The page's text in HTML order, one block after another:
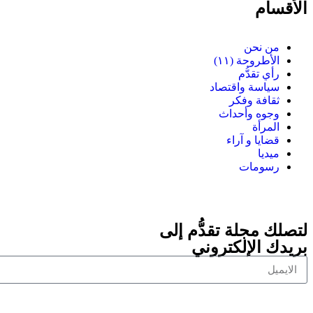
الأقسام
من نحن
الأطروحة (١١)
رأي تقدُّم
سياسة واقتصاد
ثقافة وفكر
وجوه وأحداث
المرأة
قضايا و آراء
ميديا
رسومات
لتصلك مجلة تقدُّم إلى
بريدك الإلكتروني